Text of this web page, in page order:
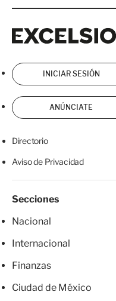
INICIAR SESIÓN
ANÚNCIATE
Directorio
Aviso de Privacidad
Secciones
Nacional
Internacional
Finanzas
Ciudad de México